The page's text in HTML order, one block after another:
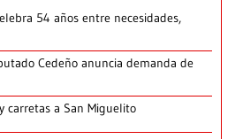
54 años entre necesidades,
Cedeño anuncia demanda de
carretas a San Miguelito